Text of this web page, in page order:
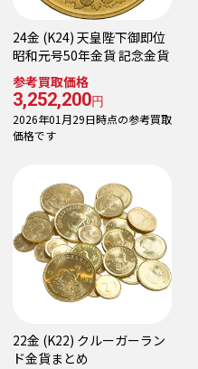
24金 (K24) 天皇陛下御即位
昭和元号50年金貨 記念金貨
参考買取価格
3,252,200円
2026年01月29日時点の参考買取
価格です
22金 (K22) クルーガーラン
ド金貨まとめ